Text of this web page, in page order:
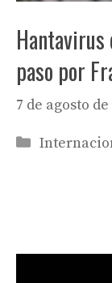
paso por
7 de agosto de
Categorías